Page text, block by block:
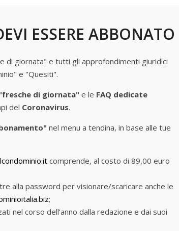
ESSERE ABBONATO
di giornata" e tutti gli approfondimenti giuridici
e "Quesiti".
di giornata" e le FAQ dedicate
del Coronavirus.
nel menu a tendina, in base alle tue
comprende, al costo di 89,00 euro
alla password per visionare/scaricare anche le
;
nel corso dell’anno dalla redazione e dai suoi